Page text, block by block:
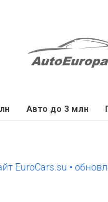
Авто до 3 млн
•